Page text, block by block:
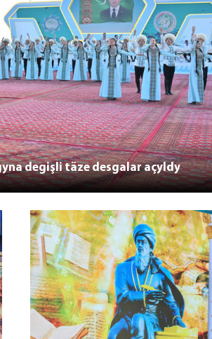
degişli täze desgalar açyldy